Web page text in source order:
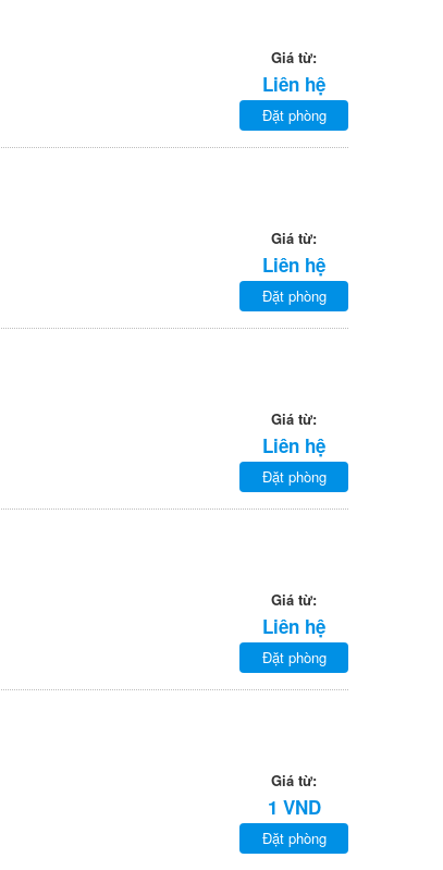
Giá từ:
Liên hệ
Đặt phòng
Giá từ:
Liên hệ
Đặt phòng
Giá từ:
Liên hệ
Đặt phòng
Giá từ:
Liên hệ
Đặt phòng
Giá từ:
1 VND
Đặt phòng